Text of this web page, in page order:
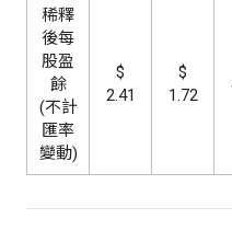
稀釋
後每
股盈
餘
(不計
匯率
變動)
$
2.41
$
1.72